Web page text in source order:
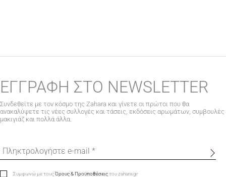
ΕΓΓΡΑΦΗ ΣΤΟ NEWSLETTER
Συνδεθείτε με τον κόσμο της Zahara και γίνετε οι πρώτοι που θα
ανακαλύψετε τις νέες συλλογές και τάσεις, εκδόσεις αρωμάτων, συμβουλές
μακιγιάζ και πολλά άλλα.
Συμφωνώ με τουςΌρους & Προϋποθέσειςτου zahara.gr